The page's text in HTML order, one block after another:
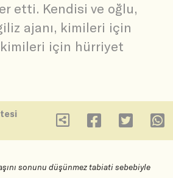
etti. Kendisi ve oğlu,
ajanı, kimileri için
için hürriyet
sonunu düşünmez tabiati sebebiyle